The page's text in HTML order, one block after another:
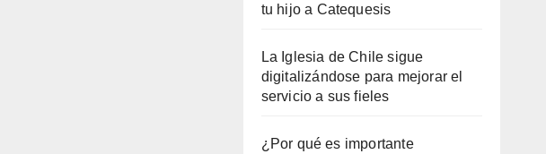
tu hijo a Catequesis
La Iglesia de Chile sigue
digitalizándose para mejorar el
servicio a sus fieles
¿Por qué es importante